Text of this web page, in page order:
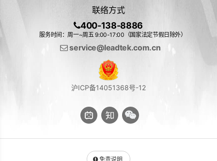
联络方式
400-138-8886
服务时间：周一~周五 9:00-17:00（国家法定节假日除外）
service@leadtek.com.cn
沪ICP备14051368号-12
免责说明